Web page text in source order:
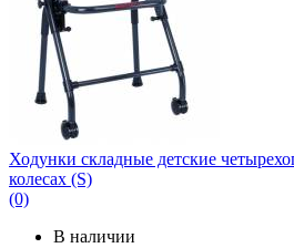
Ходунки складные детские
колесах (S)
(0)
В наличии